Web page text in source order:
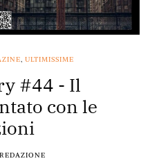
, ULTIMISSIME
#44 - Il
con le
REDAZIONE